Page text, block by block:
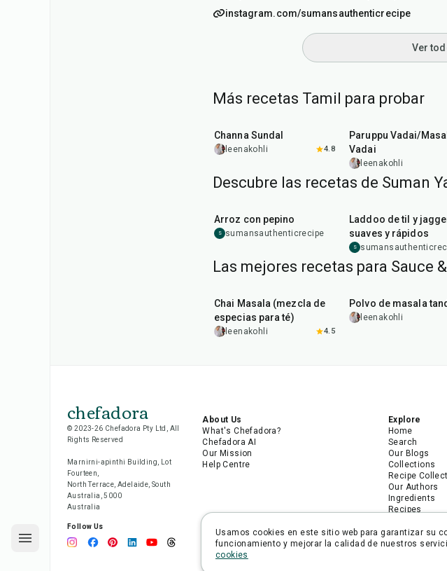
instagram.com/sumansauthenticrecipe
Ver
Más recetas Tamil para probar
Channa Sundal
leenakohli 4.8
Paruppu Vadai/
Vadai
leenakohli
Descubre las recetas de Suman
Arroz con pepino
S sumansauthenticrecipe
Laddoo de til y
suaves y rápidos
S
Las mejores recetas para Sauce
Chai Masala (mezcla de
especias para té)
leenakohli 4.5
Polvo de masala
leenakohli
chefadora
© 2023-26 Chefadora Pty Ltd, All
Rights Reserved
Marnirni-apinthi Building, Lot
Fourteen,
North Terrace, Adelaide, South
Australia, 5000
Australia
Follow Us
About Us
What's Chefadora?
Chefadora AI
Our Mission
Help Centre
Explore
Home
Search
Our Blogs
Collections
Recipe
Our Authors
Ingredients
Recipes
iPhone App
Usamos cookies en este sitio web para garantizar su
funcionamiento y mejorar la calidad de nuestros
cookies